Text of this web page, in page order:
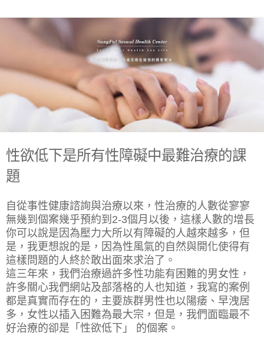
性欲低下是所有性障礙中最難治療的課
題
自從事性健康諮詢與治療以來，性治療的人數從寥寥
無幾到個案幾乎預約到2-3個月以後，這樣人數的增長
你可以說是因為壓力大所以有障礙的人越來越多，但
是，我更想說的是，因為性風氣的自然與開化使得有
這樣問題的人終於敢出面來求治了。
這三年來，我們治療過許多性功能有困難的男女性，
許多關心我們網站及部落格的人也知道，我寫的案例
都是真實而存在的，主要族群男性也以陽痿、早洩居
多，女性以插入困難為最大宗，但是，我們面臨最不
好治療的卻是「性欲低下」 的個案。